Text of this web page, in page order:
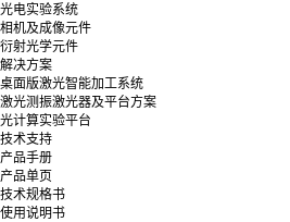
光电实验系统
相机及成像元件
衍射光学元件
解决方案
桌面版激光智能加工系统
激光测振激光器及平台方案
光计算实验平台
技术支持
产品手册
产品单页
技术规格书
使用说明书